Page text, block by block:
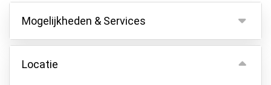
Mogelijkheden & Services
Mogelijkheden
Binnen parkeren
Locatie